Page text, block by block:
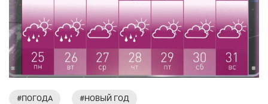
#ПОГОДА #НОВЫЙ ГОД